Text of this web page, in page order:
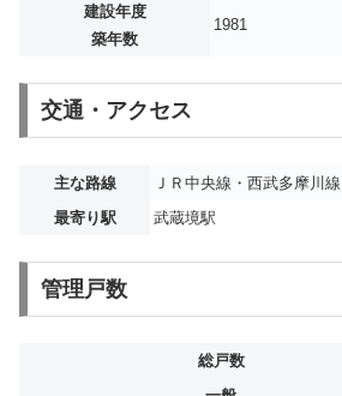
建設年度
築年数
1981
交通・アクセス
主な路線
ＪＲ中央線・西武多摩川線
最寄り駅
武蔵境駅
管理戸数
総戸数